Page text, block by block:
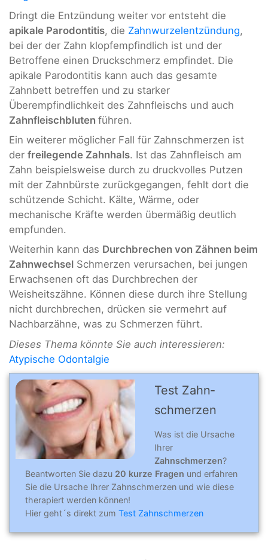
Dringt die Entzündung weiter vor entsteht die
apikale Parodontitis, die Zahnwurzelentzündung,
bei der der Zahn klopfempfindlich ist und der
Betroffene einen Druckschmerz empfindet. Die
apikale Parodontitis kann auch das gesamte
Zahnbett betreffen und zu starker
Überempfindlichkeit des Zahnfleischs und auch
Zahnfleischbluten führen.
Ein weiterer möglicher Fall für Zahnschmerzen ist
der freilegende Zahnhals. Ist das Zahnfleisch am
Zahn beispielsweise durch zu druckvolles Putzen
mit der Zahnbürste zurückgegangen, fehlt dort die
schützende Schicht. Kälte, Wärme, oder
mechanische Kräfte werden übermäßig deutlich
empfunden.
Weiterhin kann das Durchbrechen von Zähnen beim
Zahnwechsel Schmerzen verursachen, bei jungen
Erwachsenen oft das Durchbrechen der
Weisheitszähne. Können diese durch ihre Stellung
nicht durchbrechen, drücken sie vermehrt auf
Nachbarzähne, was zu Schmerzen führt.
Dieses Thema könnte Sie auch interessieren:
Atypische Odontalgie
Test Zahn­
schmer­zen
Was ist die Ursache
Ihrer
Zahnschmerzen?
Beantworten Sie dazu 20 kurze Fragen und erfahren
Sie die Ursache Ihrer Zahnschmerzen und wie diese
therapiert werden können!
Hier geht´s direkt zum Test Zahnschmerzen